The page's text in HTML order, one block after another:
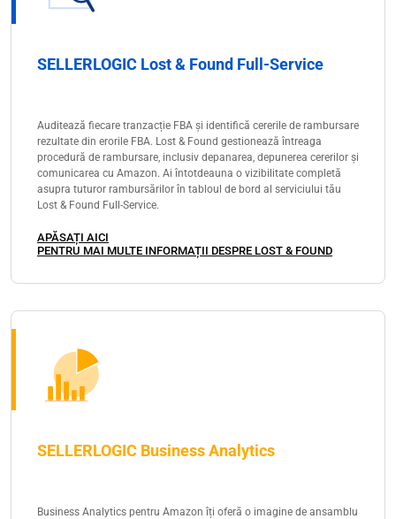
SELLERLOGIC Lost & Found Full-Service
Auditează fiecare tranzacție FBA și identifică cererile de rambursare
rezultate din erorile FBA. Lost & Found gestionează întreaga
procedură de rambursare, inclusiv depanarea, depunerea cererilor și
comunicarea cu Amazon. Ai întotdeauna o vizibilitate completă
asupra tuturor rambursărilor în tabloul de bord al serviciului tău
Lost & Found Full-Service.
APĂSAȚI AICI
PENTRU MAI MULTE INFORMAȚII DESPRE LOST & FOUND
SELLERLOGIC Business Analytics
Business Analytics pentru Amazon îți oferă o imagine de ansamblu